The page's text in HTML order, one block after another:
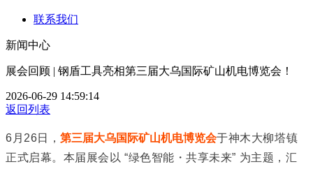
联系我们
新闻中心
展会回顾 | 钢盾工具亮相第三届大乌国际矿山机电博览会！
2026-06-29 14:59:14
返回列表
6月26日，第三届大乌国际矿山机电博览会于神木大柳塔镇
正式启幕。本届展会以 “绿色智能・共享未来” 为主题，汇